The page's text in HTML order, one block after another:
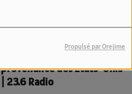
Propulsé par Orejime
Fret aérien à Tahiti : Saisie
record de près de 3 kilos
d'ice et de cocaïne en
provenance des États-Unis
| 23.6 Radio